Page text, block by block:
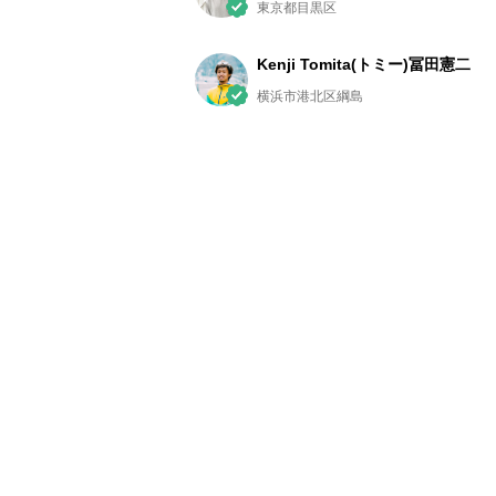
東京都目黒区
Kenji Tomita(トミー)冨田憲二
横浜市港北区綱島